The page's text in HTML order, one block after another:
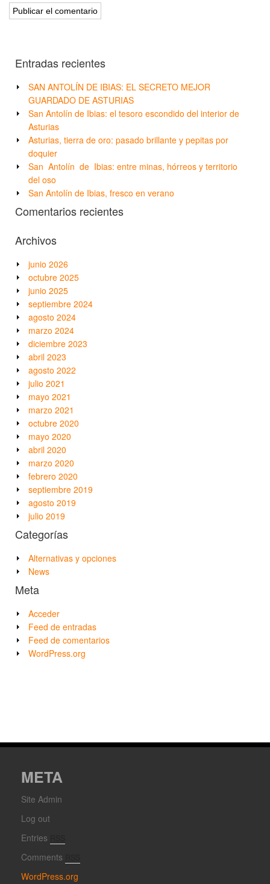
Entradas recientes
SAN ANTOLÍN DE IBIAS: EL SECRETO MEJOR
GUARDADO DE ASTURIAS
San Antolín de Ibias: el tesoro escondido del interior de
Asturias
Asturias, tierra de oro: pasado brillante y pepitas por
doquier
San Antolín de Ibias: entre minas, hórreos y territorio
del oso
San Antolín de Ibias, fresco en verano
Comentarios recientes
Archivos
junio 2026
octubre 2025
junio 2025
septiembre 2024
agosto 2024
marzo 2024
diciembre 2023
abril 2023
agosto 2022
julio 2021
mayo 2021
marzo 2021
octubre 2020
mayo 2020
abril 2020
marzo 2020
febrero 2020
septiembre 2019
agosto 2019
julio 2019
Categorías
Alternativas y opciones
News
Meta
Acceder
Feed de entradas
Feed de comentarios
WordPress.org
META
Site Admin
Log out
Entries
Comments
WordPress.org